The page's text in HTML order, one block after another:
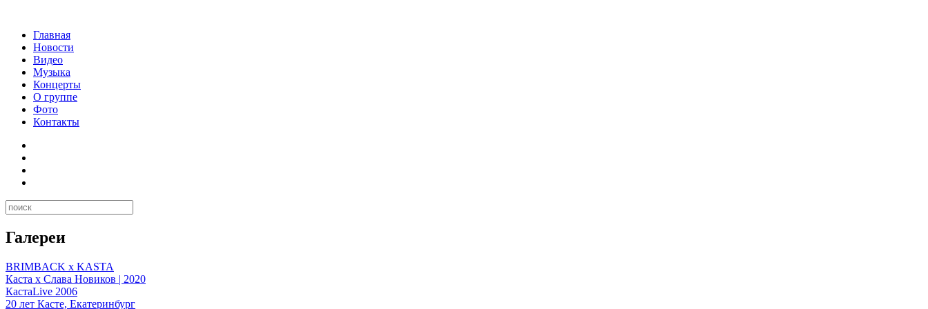
Главная
Новости
Видео
Музыка
Концерты
О группе
Фото
Контакты
Галереи
BRIMBACK x KASTA
Каста x Слава Новиков | 2020
КастаLive 2006
20 лет Касте, Екатеринбург